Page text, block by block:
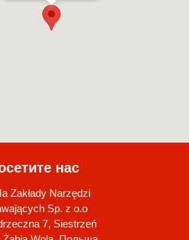
нас
Zakłady Narzędzi
Sp. z o.o
7, Siestrzeń